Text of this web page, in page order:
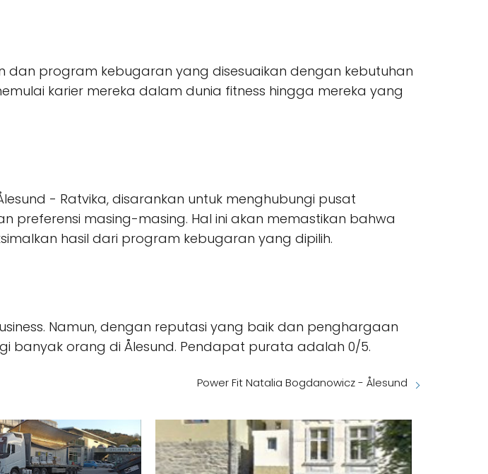
program kebugaran yang disesuaikan dengan kebutuhan
karier mereka dalam dunia fitness hingga mereka yang
- Ratvika, disarankan untuk menghubungi pusat
preferensi masing-masing. Hal ini akan memastikan bahwa
hasil dari program kebugaran yang dipilih.
Namun, dengan reputasi yang baik dan penghargaan
banyak orang di Ålesund. Pendapat purata adalah 0/5.
Power Fit Natalia Bogdanowicz - Ålesund